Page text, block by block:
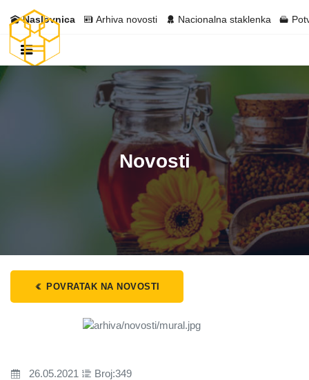
Naslovnica Arhiva novosti Nacionalna staklenka
Novosti
POVRATAK NA NOVOSTI
26.05.2021 Broj:349